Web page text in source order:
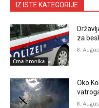
IZ ISTE KATEGORIJE
Crna hronika
za
8.
Oko
8.